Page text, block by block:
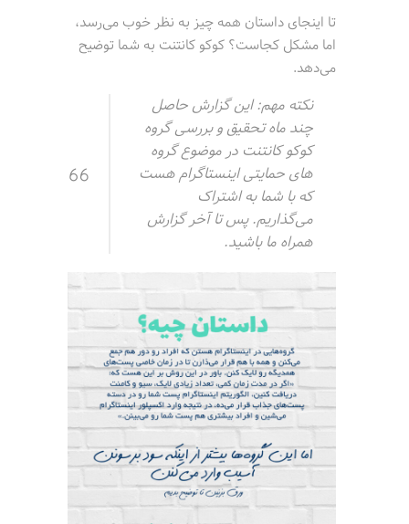
تا اینجای داستان همه چیز به نظر خوب می‌رسد،
اما مشکل کجاست؟ کوکو کانتنت به شما توضیح
می‌دهد.
نکته مهم: این گزارش حاصل
چند ماه تحقیق و بررسی گروه
کوکو کانتنت در موضوع گروه
های حمایتی اینستاگرام هست
که با شما به اشتراک
می‌گذاریم. پس تا آخر گزارش
همراه ما باشید.